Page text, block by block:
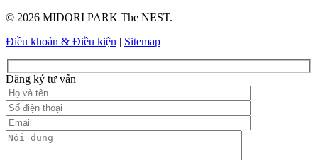
© 2026 MIDORI PARK The NEST.
Điều khoản & Điều kiện | Sitemap
Đăng ký tư vấn